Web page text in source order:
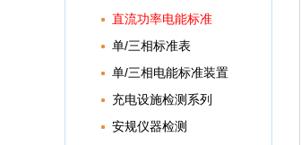
直流功率电能标准
单/三相标准表
单/三相电能标准装置
充电设施检测系列
安规仪器检测